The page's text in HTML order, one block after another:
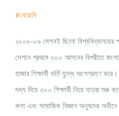
#বেরোবি
২০০৮-০৯ সেশনই ছিলো বিশ্ববিদ্যালয়ের
সেশনে প্রথমে ৩০০ আসনের বিপরীতে
হাজার শিক্ষার্থী ভর্তি যুদ্ধে অংশগ্রহণ
মধ্য দিয়ে ৩০০ শিক্ষার্থী নিয়ে যাত্রা শুরু
কলা এবং সামাজিক বিজ্ঞান অনুষদের